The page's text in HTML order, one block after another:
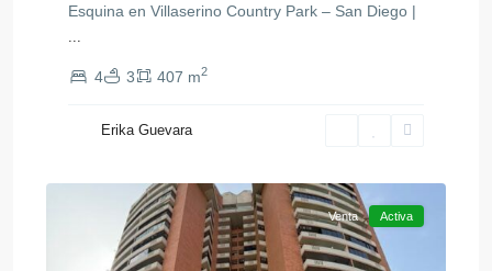
Esquina en Villaserino Country Park – San Diego |
4 3 407 m2
Erika Guevara
Venta Activa